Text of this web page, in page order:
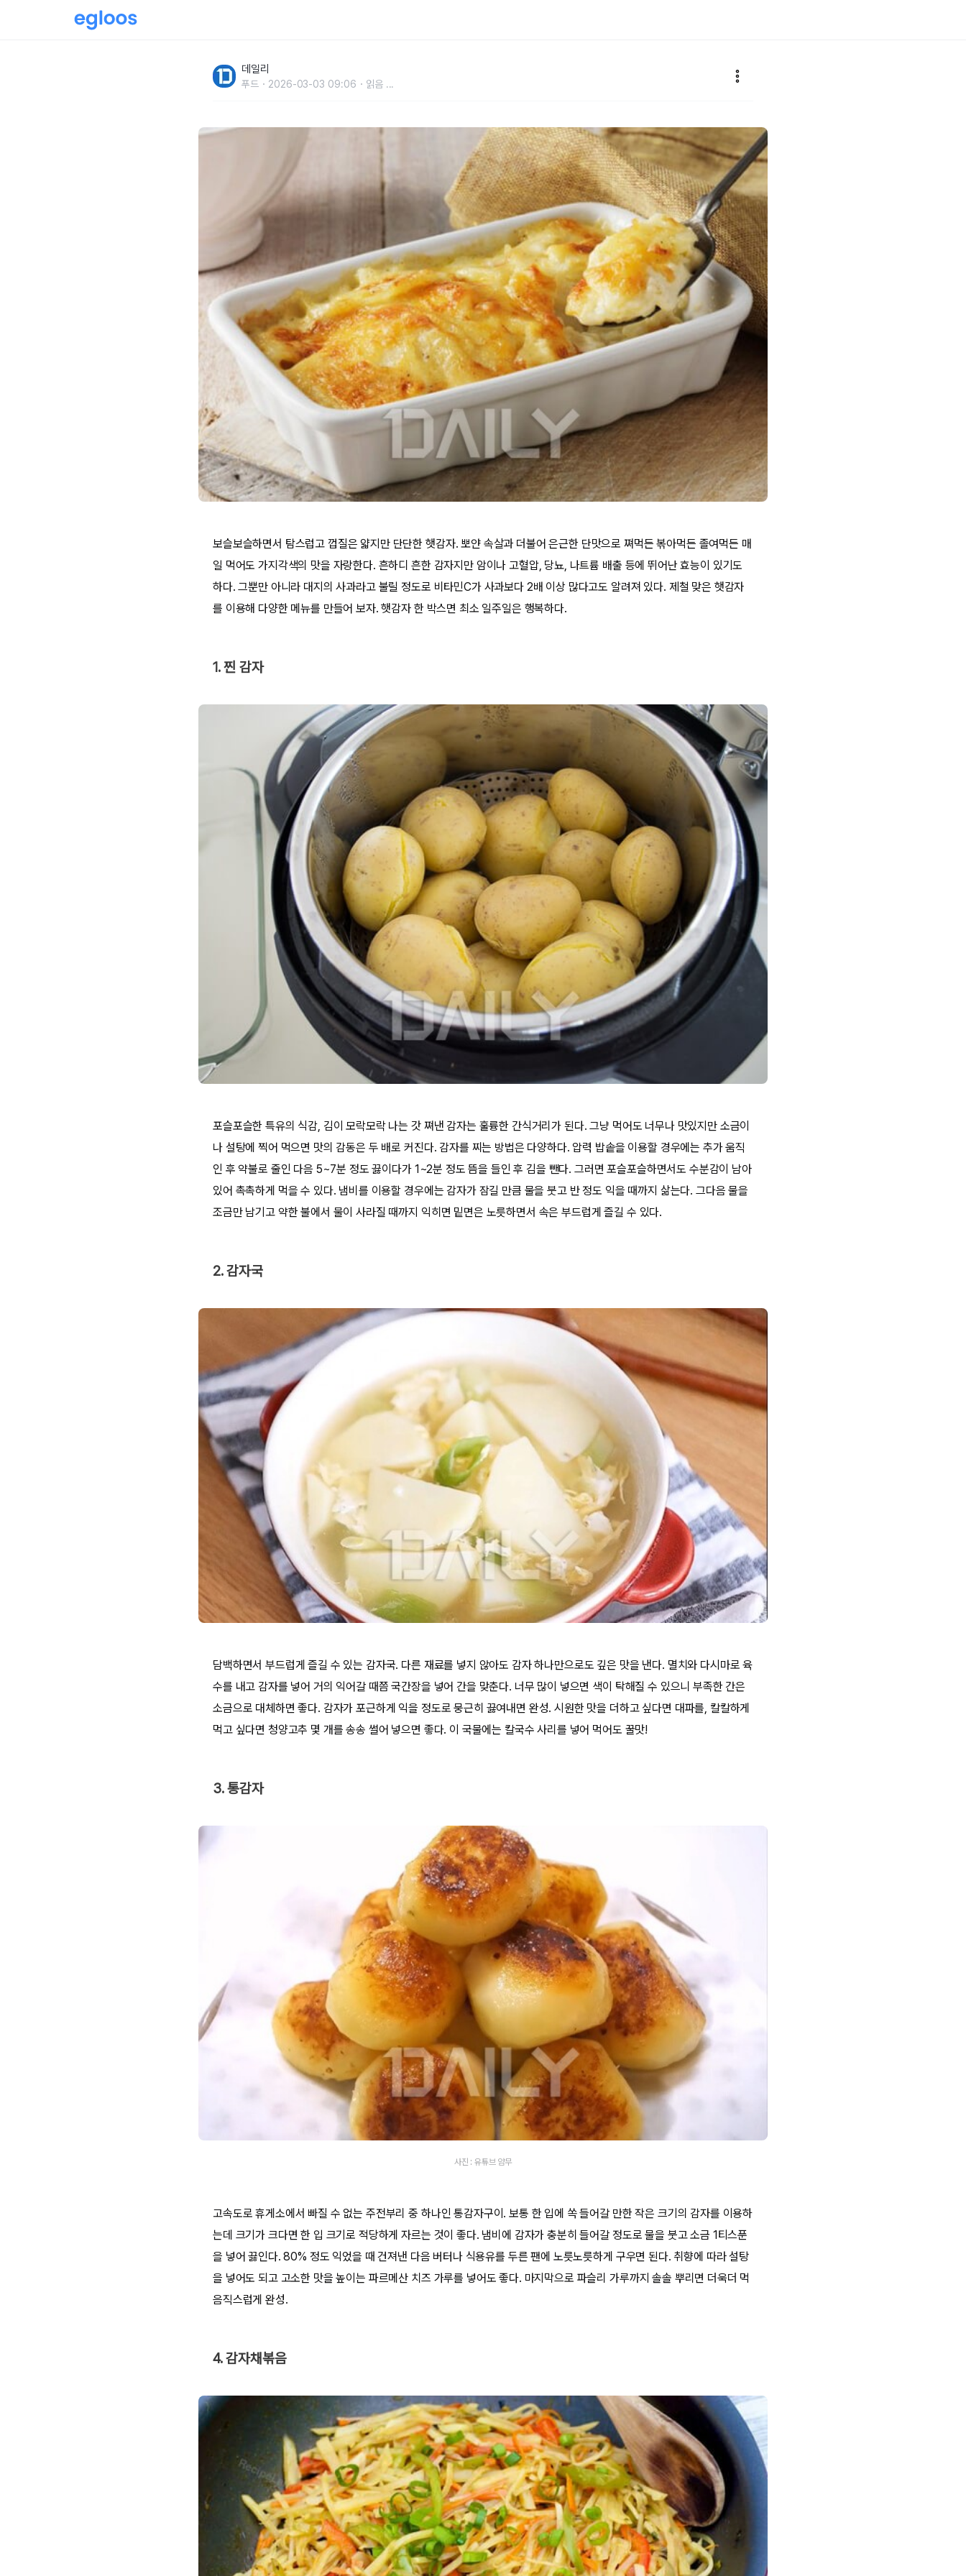
데일리
푸드 2026-03-03 09:06 읽음 ...
보슬보슬하면서 탐스럽고 껍질은 얇지만 단단한 햇감자. 뽀얀 속살과 더불어 은근한 단맛으로 쪄먹든 볶아먹든 졸여먹든 매
일 먹어도 가지각색의 맛을 자랑한다. 흔하디 흔한 감자지만 암이나 고혈압, 당뇨, 나트륨 배출 등에 뛰어난 효능이 있기도
하다. 그뿐만 아니라 대지의 사과라고 불릴 정도로 비타민C가 사과보다 2배 이상 많다고도 알려져 있다. 제철 맞은 햇감자
를 이용해 다양한 메뉴를 만들어 보자. 햇감자 한 박스면 최소 일주일은 행복하다.
1. 찐 감자
포슬포슬한 특유의 식감, 김이 모락모락 나는 갓 쪄낸 감자는 훌륭한 간식거리가 된다. 그냥 먹어도 너무나 맛있지만 소금이
나 설탕에 찍어 먹으면 맛의 감동은 두 배로 커진다. 감자를 찌는 방법은 다양하다. 압력 밥솥을 이용할 경우에는 추가 움직
인 후 약불로 줄인 다음 5~7분 정도 끓이다가 1~2분 정도 뜸을 들인 후 김을 뺀다. 그러면 포슬포슬하면서도 수분감이 남아
있어 촉촉하게 먹을 수 있다. 냄비를 이용할 경우에는 감자가 잠길 만큼 물을 붓고 반 정도 익을 때까지 삶는다. 그다음 물을
조금만 남기고 약한 불에서 물이 사라질 때까지 익히면 밑면은 노릇하면서 속은 부드럽게 즐길 수 있다.
2. 감자국
담백하면서 부드럽게 즐길 수 있는 감자국. 다른 재료를 넣지 않아도 감자 하나만으로도 깊은 맛을 낸다. 멸치와 다시마로 육
수를 내고 감자를 넣어 거의 익어갈 때쯤 국간장을 넣어 간을 맞춘다. 너무 많이 넣으면 색이 탁해질 수 있으니 부족한 간은
소금으로 대체하면 좋다. 감자가 포근하게 익을 정도로 뭉근히 끓여내면 완성. 시원한 맛을 더하고 싶다면 대파를, 칼칼하게
먹고 싶다면 청양고추 몇 개를 송송 썰어 넣으면 좋다. 이 국물에는 칼국수 사리를 넣어 먹어도 꿀맛!
3. 통감자
사진 : 유튜브 얌무
고속도로 휴게소에서 빠질 수 없는 주전부리 중 하나인 통감자구이. 보통 한 입에 쏙 들어갈 만한 작은 크기의 감자를 이용하
는데 크기가 크다면 한 입 크기로 적당하게 자르는 것이 좋다. 냄비에 감자가 충분히 들어갈 정도로 물을 붓고 소금 1티스푼
을 넣어 끓인다. 80% 정도 익었을 때 건져낸 다음 버터나 식용유를 두른 팬에 노릇노릇하게 구우면 된다. 취향에 따라 설탕
을 넣어도 되고 고소한 맛을 높이는 파르메산 치즈 가루를 넣어도 좋다. 마지막으로 파슬리 가루까지 솔솔 뿌리면 더욱더 먹
음직스럽게 완성.
4. 감자채볶음